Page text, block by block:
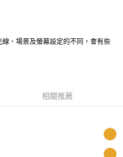
證，即可結帳。
再付款。
後付」後，將跳轉至「AFTEE先享後付」
費通知簡訊。
消之訂單仍視為有效，需透過AFTEE先享
support/home
提供之「AFTEE先享後付」服務完成之交
上)免運費
、場景及螢幕設定的不同，會有些
相關推薦